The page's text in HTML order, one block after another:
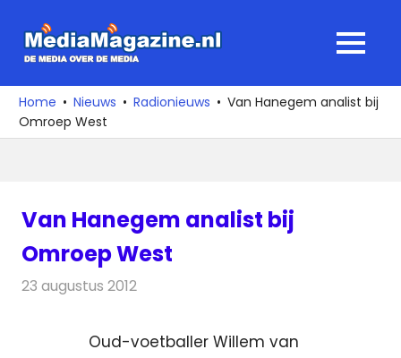
naar
media
over
de
MENU
Home Nieuws Radionieuws
Van Hanegem analist bij
Omroep West
Van Hanegem analist bij
Omroep West
23 augustus 2012
Oud-voetballer Willem van